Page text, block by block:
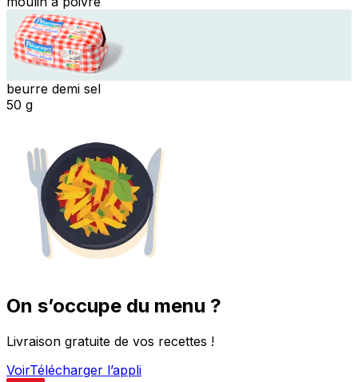
beurre demi sel
50 g
On s’occupe du menu ?
Livraison gratuite de vos recettes !
VoirTélécharger l’appli